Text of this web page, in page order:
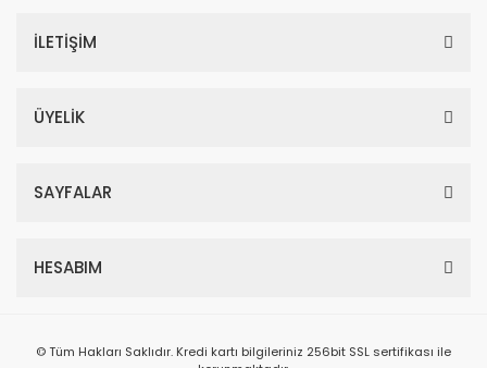
İLETİŞİM
ÜYELİK
SAYFALAR
HESABIM
© Tüm Hakları Saklıdır. Kredi kartı bilgileriniz 256bit SSL sertifikası ile